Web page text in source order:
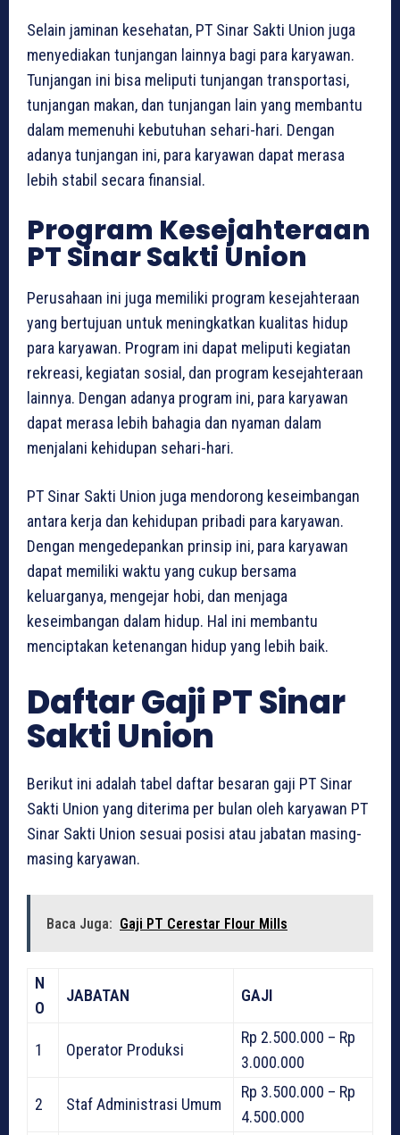
Selain jaminan kesehatan, PT Sinar Sakti Union juga
menyediakan tunjangan lainnya bagi para karyawan.
Tunjangan ini bisa meliputi tunjangan transportasi,
tunjangan makan, dan tunjangan lain yang membantu
dalam memenuhi kebutuhan sehari-hari. Dengan
adanya tunjangan ini, para karyawan dapat merasa
lebih stabil secara finansial.
Program Kesejahteraan
PT Sinar Sakti Union
Perusahaan ini juga memiliki program kesejahteraan
yang bertujuan untuk meningkatkan kualitas hidup
para karyawan. Program ini dapat meliputi kegiatan
rekreasi, kegiatan sosial, dan program kesejahteraan
lainnya. Dengan adanya program ini, para karyawan
dapat merasa lebih bahagia dan nyaman dalam
menjalani kehidupan sehari-hari.
PT Sinar Sakti Union juga mendorong keseimbangan
antara kerja dan kehidupan pribadi para karyawan.
Dengan mengedepankan prinsip ini, para karyawan
dapat memiliki waktu yang cukup bersama
keluarganya, mengejar hobi, dan menjaga
keseimbangan dalam hidup. Hal ini membantu
menciptakan ketenangan hidup yang lebih baik.
Daftar Gaji PT Sinar
Sakti Union
Berikut ini adalah tabel daftar besaran gaji PT Sinar
Sakti Union yang diterima per bulan oleh karyawan PT
Sinar Sakti Union sesuai posisi atau jabatan masing-
masing karyawan.
Baca Juga: Gaji PT Cerestar Flour Mills
N
O
JABATAN GAJI
1 Operator Produksi
Rp 2.500.000 – Rp
3.000.000
2 Staf Administrasi Umum
Rp 3.500.000 – Rp
4.500.000